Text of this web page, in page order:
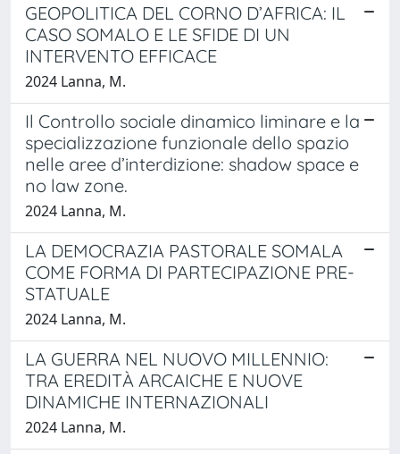
GEOPOLITICA DEL CORNO D’AFRICA: IL
CASO SOMALO E LE SFIDE DI UN
INTERVENTO EFFICACE
2024 Lanna, M.
Il Controllo sociale dinamico liminare e la
specializzazione funzionale dello spazio
nelle aree d’interdizione: shadow space e
no law zone.
2024 Lanna, M.
LA DEMOCRAZIA PASTORALE SOMALA
COME FORMA DI PARTECIPAZIONE PRE-
STATUALE
2024 Lanna, M.
LA GUERRA NEL NUOVO MILLENNIO:
TRA EREDITÀ ARCAICHE E NUOVE
DINAMICHE INTERNAZIONALI
2024 Lanna, M.